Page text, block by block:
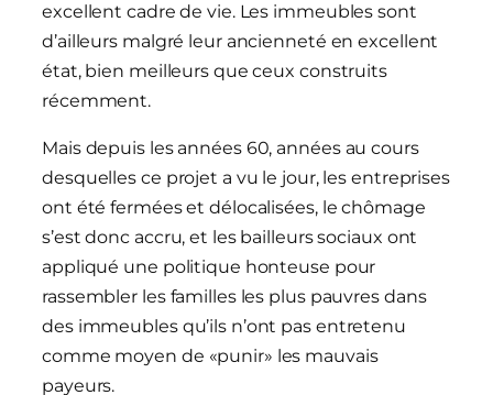
excellent cadre de vie. Les immeubles sont
d’ailleurs malgré leur ancienneté en excellent
état, bien meilleurs que ceux construits
récemment.
Mais depuis les années 60, années au cours
desquelles ce projet a vu le jour, les entreprises
ont été fermées et délocalisées, le chômage
s’est donc accru, et les bailleurs sociaux ont
appliqué une politique honteuse pour
rassembler les familles les plus pauvres dans
des immeubles qu’ils n’ont pas entretenu
comme moyen de «punir» les mauvais
payeurs.